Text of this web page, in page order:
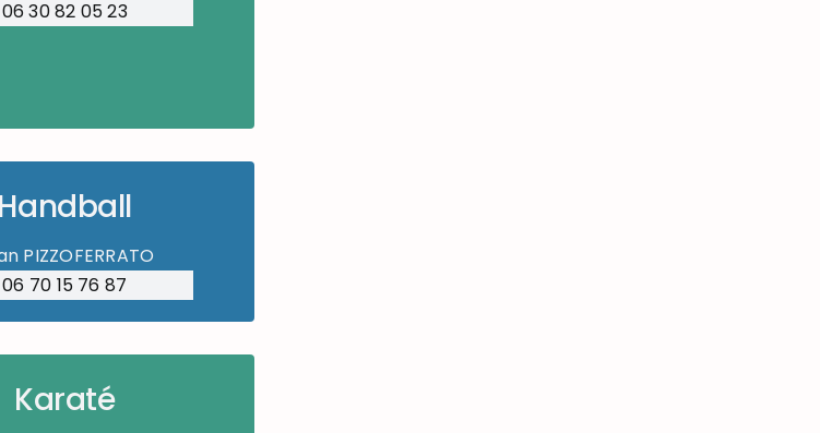
06 30 82 05 23
Handball
PIZZOFERRATO
06 70 15 76 87
Karaté